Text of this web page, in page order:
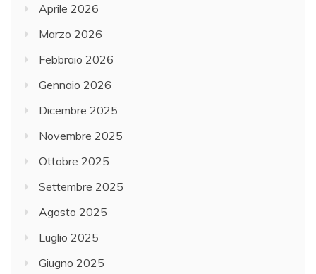
Aprile 2026
Marzo 2026
Febbraio 2026
Gennaio 2026
Dicembre 2025
Novembre 2025
Ottobre 2025
Settembre 2025
Agosto 2025
Luglio 2025
Giugno 2025